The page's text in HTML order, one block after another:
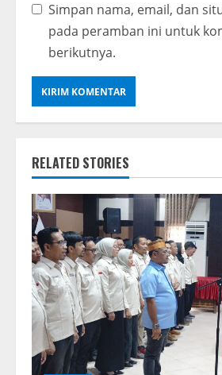
Simpan nama, email, dan
pada peramban ini untuk
berikutnya.
RELATED STORIES